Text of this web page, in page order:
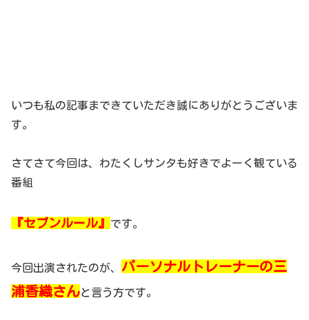
いつも私の記事まできていただき誠にありがとうございま
す。
さてさて今回は、わたくしサンタも好きでよーく観ている
番組
『セブンルール』 です。
今回出演されたのが、 パーソナルトレーナーの三
浦香織さんと言う方です。